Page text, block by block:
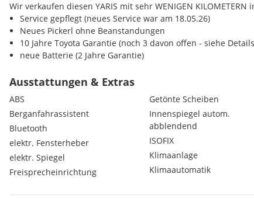
Wir verkaufen diesen YARIS mit sehr WENIGEN
Service gepflegt (neues Service war am 18.05.26)
Neues Pickerl ohne Beanstandungen
10 Jahre Toyota Garantie (noch 3 davon offen - siehe
neue Batterie (2 Jahre Garantie)
Ausstattungen & Extras
ABS
Berganfahrassistent
Bluetooth
elektr. Fensterheber
elektr. Spiegel
Freisprecheinrichtung
Getönte Scheiben
Innenspiegel autom.
abblendend
ISOFIX
Klimaanlage
Klimaautomatik